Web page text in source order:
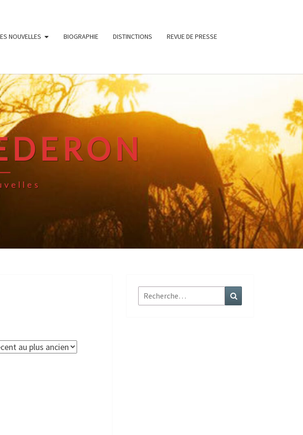
NOUVELLES BIOGRAPHIE DISTINCTIONS REVUE DE PRESSE
Rechercher :